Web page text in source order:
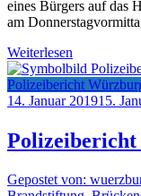
eines Bürgers auf das
am
Weiterlesen
Polizeibericht
14. Januar 201915.
Polizeibericht
Gepostet von: